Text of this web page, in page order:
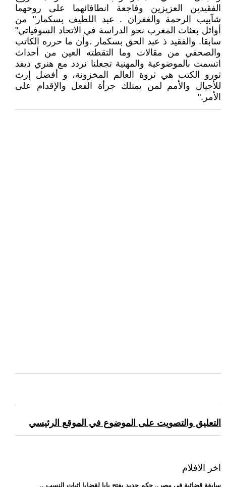
الفقيدين العزيزين وفاجعة انطافائهما على روحهما
شآبيب الرحمة والغفران . عبد اللطيف بسكمار" من
أوائل بعثات المغرب نحو الدراسة في الاتحاد السوفياتي"
سابقا. والفقيد ذ عبد الحق بسكمار .وأن ما حرره الكاتب
والصحفي من مقالات وما التقطته العين من أحداث
اتسمت بالموضوعية والمهنية تجعلنا نردد مع هنري ديفد
ثورو الكتب هي ثروة العالم المخزونة، و أفضل إرث
للأجيال والأمم لمن يمتلك جرأة الفعل والإقدام على
الأمر."
التعليق والتصويت على الموضوع في الموقع الرئيسي
اخر الافلام
.. سابقة قضائية في مصر.. حكم جديد يفتح بابا لقضايا إثبات النسب